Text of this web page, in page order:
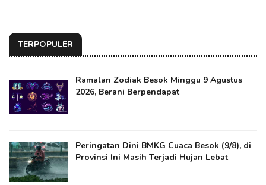
TERPOPULER
Ramalan Zodiak Besok Minggu 9 Agustus
2026, Berani Berpendapat
Peringatan Dini BMKG Cuaca Besok (9/8), di
Provinsi Ini Masih Terjadi Hujan Lebat